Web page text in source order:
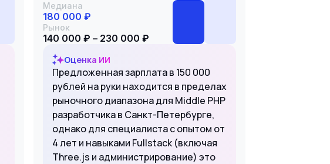
Медиана
180 000 ₽
Рынок
140 000 ₽ – 230 000 ₽
Оценка ИИ
Предложенная зарплата в 150 000
рублей на руки находится в пределах
рыночного диапазона для Middle PHP
разработчика в Санкт-Петербурге,
однако для специалиста с опытом от
4 лет и навыками Fullstack (включая
Three.js и администрирование) это